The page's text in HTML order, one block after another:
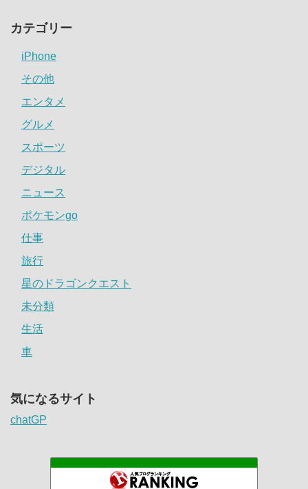
カテゴリー
iPhone
その他
エンタメ
グルメ
スポーツ
デジタル
ニュース
ポケモンgo
仕事
旅行
星のドラゴンクエスト
未分類
生活
車
気になるサイト
chatGP